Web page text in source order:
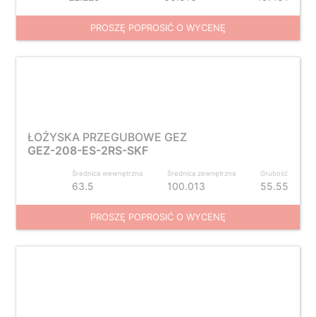
PROSZĘ POPROSIĆ O WYCENĘ
ŁOŻYSKA PRZEGUBOWE GEZ
GEZ-208-ES-2RS-SKF
Średnica wewnętrzna
63.5
Średnica zewnętrzna
100.013
Grubość
55.55
PROSZĘ POPROSIĆ O WYCENĘ